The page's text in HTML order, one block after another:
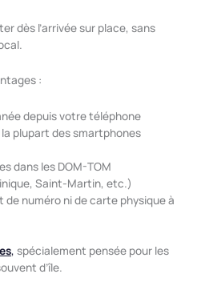
dès l’arrivée sur place, sans
:
depuis votre téléphone
plupart des smartphones
dans les DOM-TOM
Saint-Martin, etc.)
numéro ni de carte physique à
, spécialement pensée pour les
d’île.